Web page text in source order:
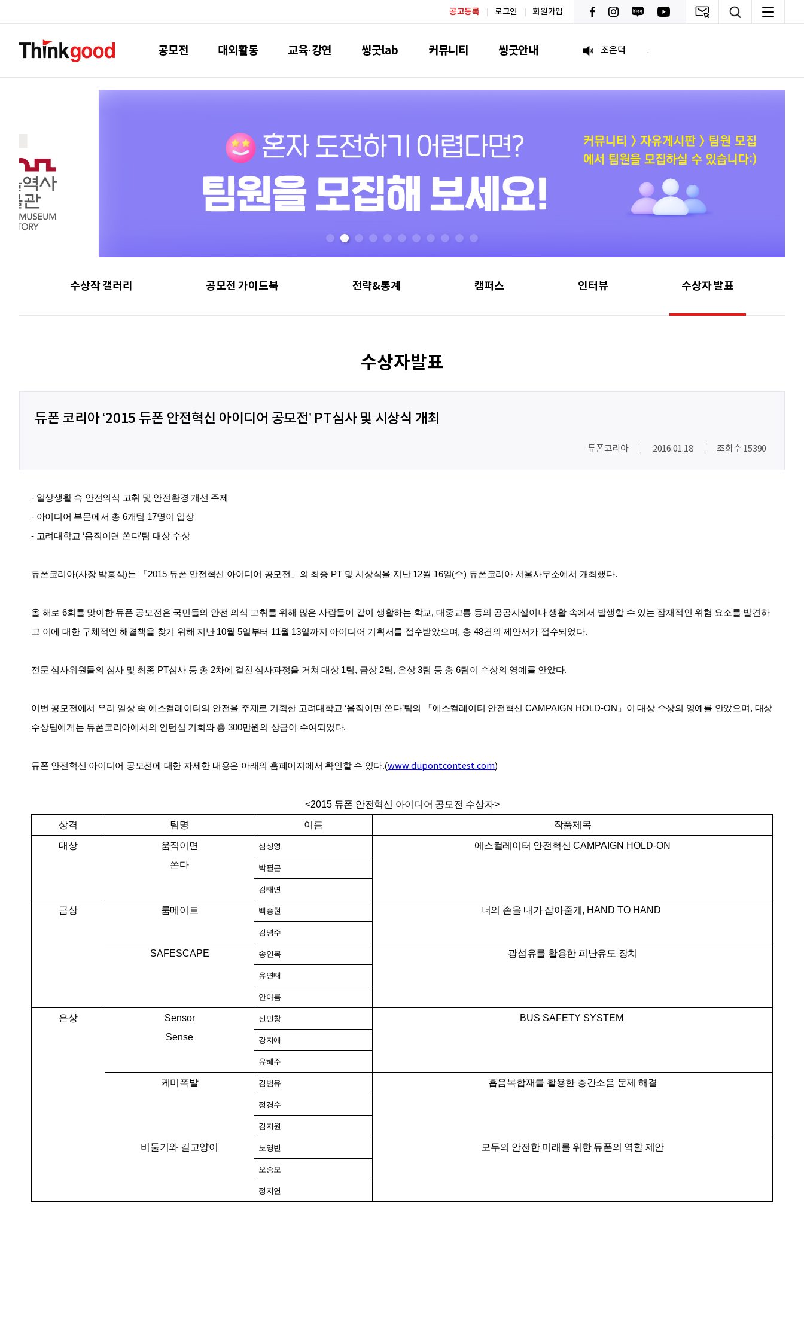
공고등록 로그인 회원가입
공모전 대외활동 교육·강연 씽굿lab 커뮤니티 씽굿안내
psy110108 씽굿 씽긋
조은덕 .
이태이 .
열심히 해봅시다!!
조현기
전임준 공모전 많이 참여하게 해 주세요~
원태영 화이팅
이재헌
조현기 안녕하세요. 잘 부탁드립니다. 열심히 하겠습니다. 많은 관심 부탁드립니다.
수상작 갤러리 공모전 가이드북 전략&통계 캠퍼스 인터뷰 수상자 발표
수상자발표
듀폰 코리아 ‘2015 듀폰 안전혁신 아이디어 공모전’ PT심사 및 시상식 개최
듀폰코리아 2016.01.18 조회수 15390
- 일상생활 속 안전의식 고취 및 안전환경 개선 주제
- 아이디어 부문에서 총 6개팀 17명이 입상
- 고려대학교 ‘움직이면 쏜다’팀 대상 수상
듀폰코리아(사장 박흥식)는 「 2015 듀폰 안전혁신 아이디어 공모전 」 의 최종 PT 및 시상식을 지난 12월 16일(수) 듀폰코리아 서울사무소에서 개최했다.
올 해로 6회를 맞이한 듀폰 공모전은 국민들의 안전 의식 고취를 위해 많은 사람들이 같이 생활하는 학교, 대중교통 등의 공공시설이나 생활 속에서 발생할 수 있는 잠재적인 위험 요소를 발견하
고 이에 대한 구체적인 해결책을 찾기 위해 지난 10월 5일부터 11월 13일까지 아이디어 기획서를 접수받았으며, 총 48건의 제안서가 접수되었다.
전문 심사위원들의 심사 및 최종 PT심사 등 총 2차에 걸친 심사과정을 거쳐 대상 1팀, 금상 2팀, 은상3팀 등 총 6팀이 수상의 영예를 안았다.
이번 공모전에서 우리 일상 속 에스컬레이터의 안전을 주제로 기획한 고려대학교 ‘움직이면 쏜다’팀의 「 에스컬레이터 안전혁신 CAMPAIGN HOLD-ON 」 이 대상 수상의 영예를 안았으며 , 대상
수상팀에게는 듀폰코리아에서의 인턴십 기회와 총 300만원의 상금이 수여되었다.
듀폰 안전혁신 아이디어 공모전에 대한 자세한 내용은 아래의 홈페이지에서 확인할 수 있다.(www.dupontcontest.com)
<2015 듀폰 안전혁신 아이디어 공모전 수상자>
상격
팀명 이름 작품제목
대상
움직이면
쏜다
심성영 에스컬레이터 안전혁신 CAMPAIGN HOLD-ON
박필근
김태연
금상 룸메이트 백승현 너의 손을 내가 잡아줄게 , HAND TO HAND
김명주
SAFESCAPE 송인목 광섬유를 활용한 피난유도 장치
유연태
안아름
은상
Sensor
Sense
신민창 BUS SAFETY SYSTEM
강지애
유혜주
케미폭발 김범유 흡음복합재를 활용한 층간소음 문제 해결
정경수
김지원
비둘기와 길고양이 노영빈 모두의 안전한 미래를 위한 듀폰의 역할 제안
오승모
정지연